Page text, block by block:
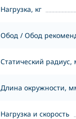
Нагрузка, кг
Обод / Обод
Статический радиус,
Длина окружности,
Нагрузка и скорость